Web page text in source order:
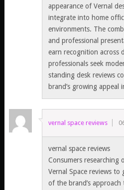
appearance of Vernal
integrate into home
environments. The
and professional
earn recognition across
professionals seek
standing desk reviews
brand’s growing appeal
vernal space reviews
vernal space reviews
Consumers
Vernal Space reviews
of the brand’s